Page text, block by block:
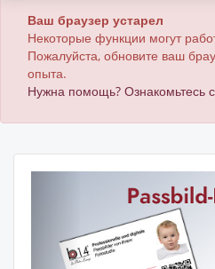
Ваш браузер устарел
Некоторые функции могут
Пожалуйста, обновите ваш
опыта.
Нужна помощь? Ознакомьтесь